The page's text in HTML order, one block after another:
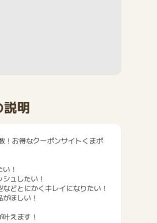
説明
！お得なクーポンサイトくまポ
！
ュしたい！
どとにかくキレイになりたい！
ほしい！
えます！